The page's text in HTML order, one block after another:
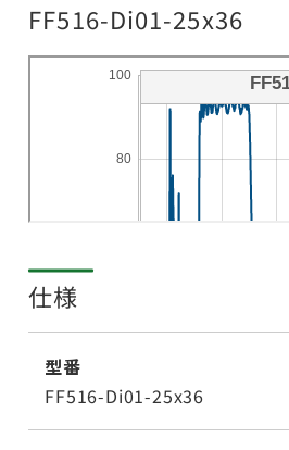
FF516-Di01-25x36
仕様
型番
FF516-Di01-25x36